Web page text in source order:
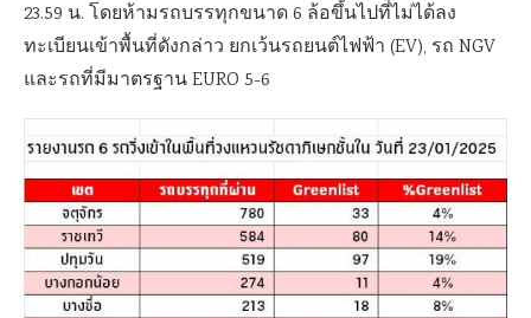
23.59 น. โดยห้ามรถบรรทุกขนาด 6 ล้อขึ้นไปที่ไม่ได้ลง
ทะเบียนเข้าพื้นที่ดังกล่าว ยกเว้นรถยนต์ไฟฟ้า (EV), รถ NGV
และรถที่มีมาตรฐาน EURO 5-6